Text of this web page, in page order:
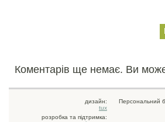
Коментарів ще немає. Ви
дизайн:
tux
розробка та підтримка:
Персональний